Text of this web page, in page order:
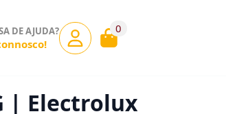
DE AJUDA? 0
| Electrolux